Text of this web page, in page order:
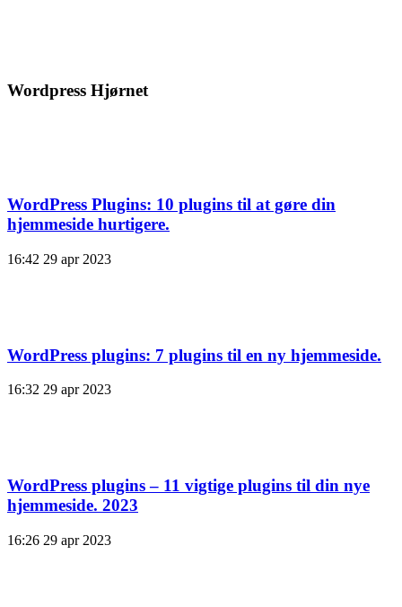
Wordpress Hjørnet
WordPress Plugins: 10 plugins til at gøre din
hjemmeside hurtigere.
16:42 29 apr 2023
WordPress plugins: 7 plugins til en ny hjemmeside.
16:32 29 apr 2023
WordPress plugins – 11 vigtige plugins til din nye
hjemmeside. 2023
16:26 29 apr 2023